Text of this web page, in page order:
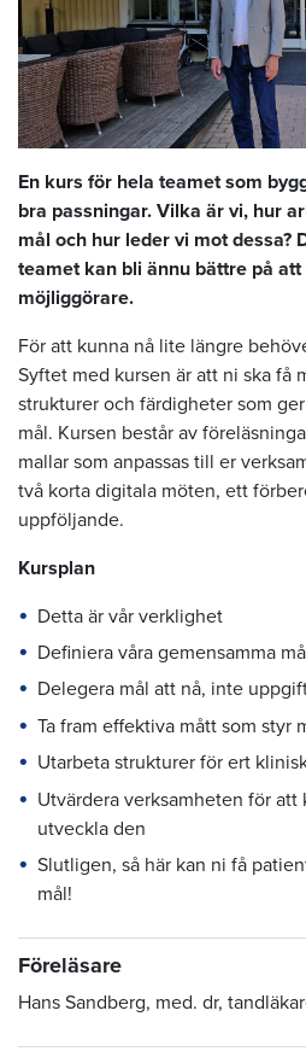
En kurs för hela teamet som
bra passningar. Vilka är vi, hur
mål och hur leder vi mot dessa?
teamet kan bli ännu bättre på
möjliggörare.
För att kunna nå lite längre
Syftet med kursen är att ni ska få
strukturer och färdigheter som
mål. Kursen består av
mallar som anpassas till er
två korta digitala möten, ett
uppföljande.
Kursplan
Detta är vår verklighet
Definiera våra gemensamma
Delegera mål att nå, inte
Ta fram effektiva mått som styr
Utarbeta strukturer för ert
Utvärdera verksamheten för
utveckla den
Slutligen, så här kan ni få
mål!
Föreläsare
Hans Sandberg, med. dr,